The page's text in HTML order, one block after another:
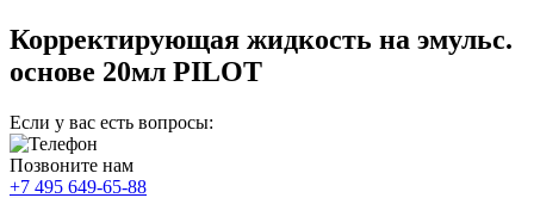
Корректирующая жидкость на эмульс.
основе 20мл PILOT
Если у вас есть вопросы:
Позвоните нам
+7 495 649-65-88